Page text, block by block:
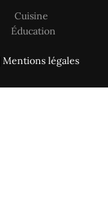
Cuisine
Éducation
Mentions légales